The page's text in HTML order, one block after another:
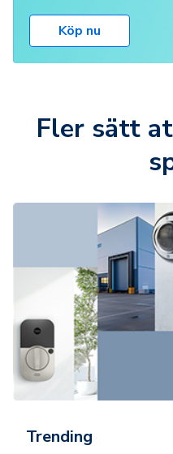
Köp nu
Fler sätt
Trending